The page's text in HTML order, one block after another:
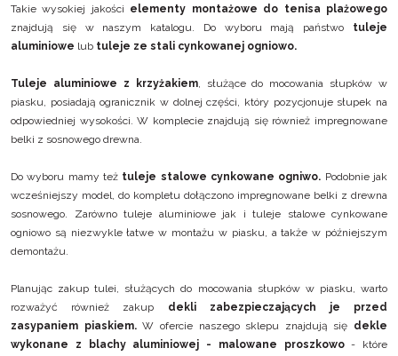
Takie wysokiej jakości elementy montażowe do tenisa plażowego
znajdują się w naszym katalogu. Do wyboru mają państwo tuleje
aluminiowe lub tuleje ze stali cynkowanej ogniowo.
Tuleje aluminiowe z krzyżakiem, służące do mocowania słupków w
piasku, posiadają ogranicznik w dolnej części, który pozycjonuje słupek na
odpowiedniej wysokości. W komplecie znajdują się również impregnowane
belki z sosnowego drewna.
Do wyboru mamy też tuleje stalowe cynkowane ogniwo. Podobnie jak
wcześniejszy model, do kompletu dołączono impregnowane belki z drewna
sosnowego. Zarówno tuleje aluminiowe jak i tuleje stalowe cynkowane
ogniowo są niezwykle łatwe w montażu w piasku, a także w późniejszym
demontażu.
Planując zakup tulei, służących do mocowania słupków w piasku, warto
rozważyć również zakup
dekli zabezpieczających je przed
zasypaniem piaskiem.W ofercie naszego sklepu znajdują się dekle
wykonane z blachy aluminiowej - malowane proszkowo- które